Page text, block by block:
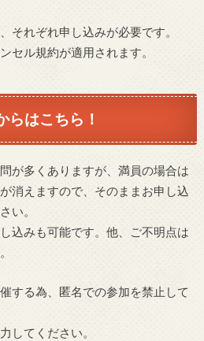
それぞれ申し込みが必要です。
セル規約が適用されます。
らはこちら！
が多くありますが、満員の場合は
消えますので、そのままお申し込
い。
込みも可能です。他、ご不明点は
する為、匿名での参加を禁止して
してください。